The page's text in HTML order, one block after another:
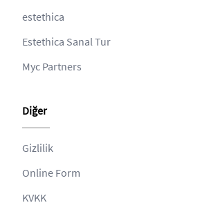
estethica
Estethica Sanal Tur
Myc Partners
Diğer
Gizlilik
Online Form
KVKK